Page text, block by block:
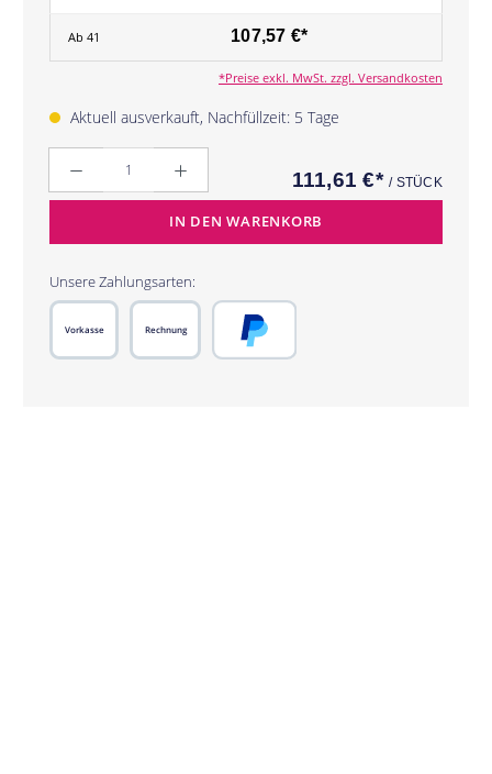
Ab 41 107,57 €*
*Preise exkl. MwSt. zzgl. Versandkosten
Aktuell ausverkauft, Nachfüllzeit: 5 Tage
111,61 €*/ STÜCK
IN DEN WARENKORB
Unsere Zahlungsarten:
Rechnung
Vorkasse